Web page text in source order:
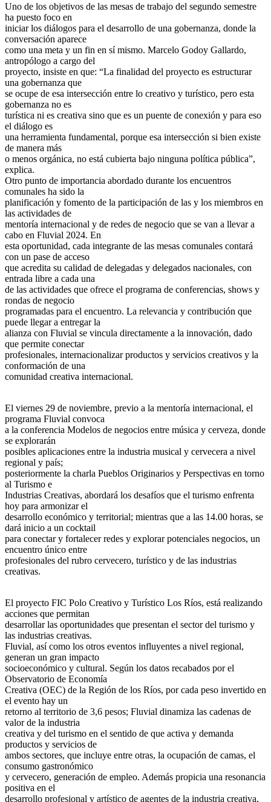
Uno de los objetivos de las mesas de trabajo del segundo semestre
ha puesto foco en
iniciar los diálogos para el desarrollo de una gobernanza, donde la
conversación aparece
como una meta y un fin en sí mismo. Marcelo Godoy Gallardo,
antropólogo a cargo del
proyecto, insiste en que: “La finalidad del proyecto es estructurar
una gobernanza que
se ocupe de esa intersección entre lo creativo y turístico, pero esta
gobernanza no es
turística ni es creativa sino que es un puente de conexión y para eso
el diálogo es
una herramienta fundamental, porque esa intersección si bien existe
de manera más
o menos orgánica, no está cubierta bajo ninguna política pública”,
explica.
Otro punto de importancia abordado durante los encuentros
comunales ha sido la
planificación y fomento de la participación de las y los miembros en
las actividades de
mentoría internacional y de redes de negocio que se van a llevar a
cabo en Fluvial 2024. En
esta oportunidad, cada integrante de las mesas comunales contará
con un pase de acceso
que acredita su calidad de delegadas y delegados nacionales, con
entrada libre a cada una
de las actividades que ofrece el programa de conferencias, shows y
rondas de negocio
programadas para el encuentro. La relevancia y contribución que
puede llegar a entregar la
alianza con Fluvial se vincula directamente a la innovación, dado
que permite conectar
profesionales, internacionalizar productos y servicios creativos y la
conformación de una
comunidad creativa internacional.
El viernes 29 de noviembre, previo a la mentoría internacional, el
programa Fluvial convoca
a la conferencia Modelos de negocios entre música y cerveza, donde
se explorarán
posibles aplicaciones entre la industria musical y cervecera a nivel
regional y país;
posteriormente la charla Pueblos Originarios y Perspectivas en torno
al Turismo e
Industrias Creativas, abordará los desafíos que el turismo enfrenta
hoy para armonizar el
desarrollo económico y territorial; mientras que a las 14.00 horas, se
dará inicio a un cocktail
para conectar y fortalecer redes y explorar potenciales negocios, un
encuentro único entre
profesionales del rubro cervecero, turístico y de las industrias
creativas.
El proyecto FIC Polo Creativo y Turístico Los Ríos, está realizando
acciones que permitan
desarrollar las oportunidades que presentan el sector del turismo y
las industrias creativas.
Fluvial, así como los otros eventos influyentes a nivel regional,
generan un gran impacto
socioeconómico y cultural. Según los datos recabados por el
Observatorio de Economía
Creativa (OEC) de la Región de los Ríos, por cada peso invertido en
el evento hay un
retorno al territorio de 3,6 pesos; Fluvial dinamiza las cadenas de
valor de la industria
creativa y del turismo en el sentido de que activa y demanda
productos y servicios de
ambos sectores, que incluye entre otras, la ocupación de camas, el
consumo gastronómico
y cervecero, generación de empleo. Además propicia una resonancia
positiva en el
desarrollo profesional y artístico de agentes de la industria creativa,